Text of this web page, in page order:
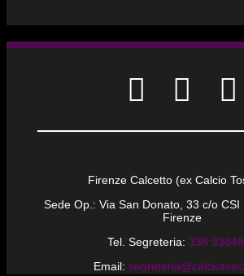
Firenze Calcetto (ex Calcio
Sede Op.: Via San Donato, 33 c/o
Firenze
Tel. Segreteria: 338
Email: